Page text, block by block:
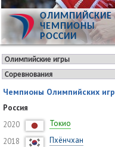
ОЛИМПИЙСКИЕ
ЧЕМПИОНЫ
РОССИИ
Чемпионы Олимпийских игр
Россия
2020
Токио
2018
Пхёнчхан